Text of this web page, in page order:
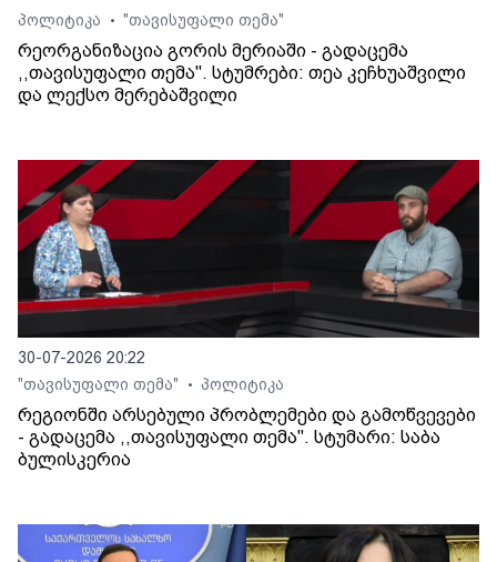
პოლიტიკა
• "თავისუფალი თემა"
რეორგანიზაცია გორის მერიაში - გადაცემა
,,თავისუფალი თემა". სტუმრები: თეა კეჩხუაშვილი
და ლექსო მერებაშვილი
30-07-2026 20:22
"თავისუფალი თემა"
• პოლიტიკა
რეგიონში არსებული პრობლემები და გამოწვევები
- გადაცემა ,,თავისუფალი თემა". სტუმარი: საბა
ბულისკერია